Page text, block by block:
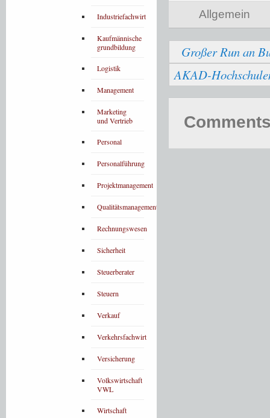
Allgemein
Großer Run an
AKAD-
Industriefachwirt
Kaufmännische
grundbildung
Logistik
Management
Marketing
und Vertrieb
Personal
Personalführung
Projektmanagement
Qualitätsmanagement
Rechnungswesen
Sicherheit
Steuerberater
Steuern
Verkauf
Verkehrsfachwirt
Versicherung
Volkswirtschaft
VWL
Wirtschaft